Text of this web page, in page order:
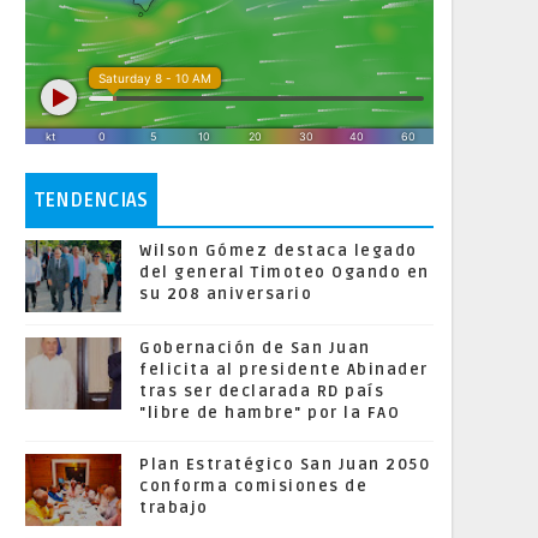
TENDENCIAS
Wilson Gómez destaca legado
del general Timoteo Ogando en
su 208 aniversario
Gobernación de San Juan
felicita al presidente Abinader
tras ser declarada RD país
"libre de hambre" por la FAO
Plan Estratégico San Juan 2050
conforma comisiones de
trabajo